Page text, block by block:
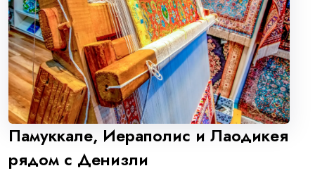
Памуккале, Иераполис и Лаодикея
рядом с Денизли